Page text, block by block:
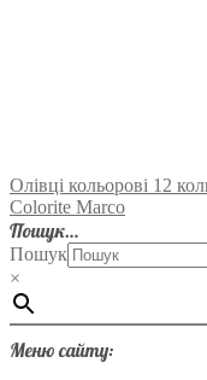
Олівці кольорові 12
Colorite Marco
Пошук…
Пошук
×
Меню сайту: